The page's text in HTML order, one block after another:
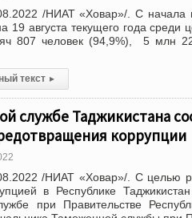
/НИАТ «Ховар»/. С начала
19 августа текущего года среди
807 человек (94,9%), 5 млн
текст ▸
службе Таджикистана
коррупции
/НИАТ «Ховар»/. С целью
в Республике
при Правительстве